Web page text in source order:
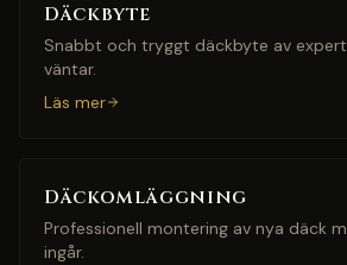
Däckbyte
Snabbt och tryggt däckbyte av
väntar.
Läs mer
Däckomläggning
Professionell montering av nya däck
ingår.